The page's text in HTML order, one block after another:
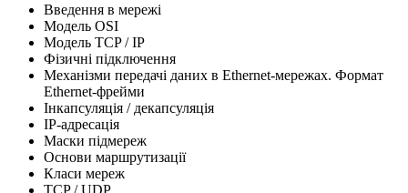
Введення в мережі
Модель OSI
Модель TCP / IP
Фізичні підключення
Механізми передачі даних в Ethernet-мережах. Формат
Ethernet-фрейми
Інкапсуляція / декапсуляція
IP-адресація
Маски підмереж
Основи маршрутизації
Класи мереж
TCP / UDP